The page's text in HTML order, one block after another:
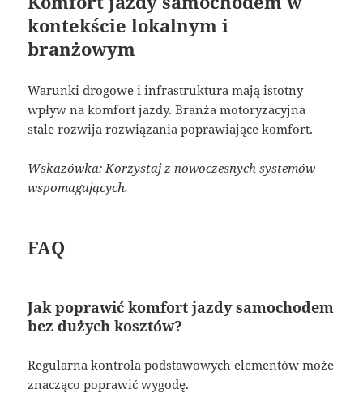
kontekście lokalnym i
branżowym
Warunki drogowe i infrastruktura mają istotny
wpływ na komfort jazdy. Branża motoryzacyjna
stale rozwija rozwiązania poprawiające komfort.
Wskazówka: Korzystaj z nowoczesnych systemów
wspomagających.
FAQ
Jak poprawić komfort jazdy samochodem
bez dużych kosztów?
Regularna kontrola podstawowych elementów może
znacząco poprawić wygodę.